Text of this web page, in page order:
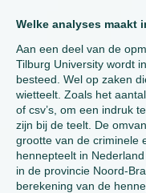
Welke analyses maakt
Aan een deel van de
Tilburg University wordt
besteed. Wel op zaken
wietteelt. Zoals het
of csv’s, om een indruk
zijn bij de teelt. De
grootte van de criminele
hennepteelt in
in de provincie Noord-
berekening van de